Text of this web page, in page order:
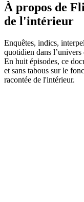
À propos de
de l'intérieur
Enquêtes, indics,
quotidien dans
En huit épisodes, ce
et sans tabous sur le
racontée de l'intérieur.